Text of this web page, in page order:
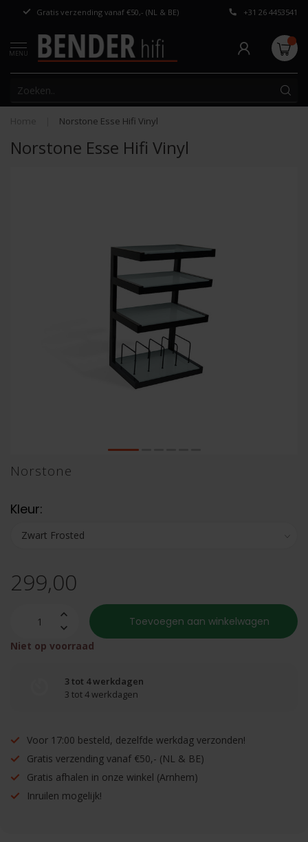
Gratis verzending vanaf €50,- (NL & BE) Persoonlijk
+31 26 4453541
MENU
Home Norstone Esse Hifi Vinyl
Norstone Esse Hifi Vinyl
Norstone
Kleur:
299,00
Toevoegen aan winkelwagen
Niet op voorraad
3 tot 4 werkdagen
3 tot 4 werkdagen
Voor 17:00 besteld, dezelfde werkdag verzonden!
Gratis verzending vanaf €50,- (NL & BE)
Gratis afhalen in onze winkel (Arnhem)
Inruilen mogelijk!